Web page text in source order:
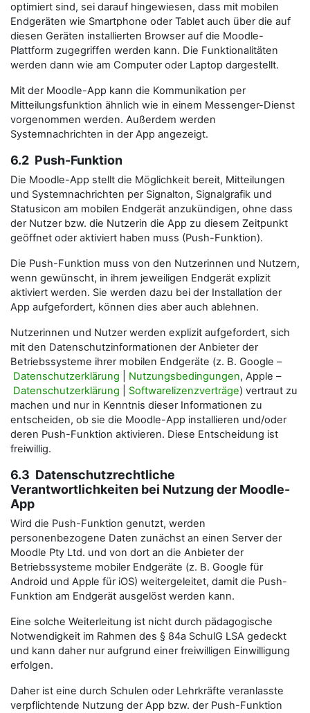
optimiert sind, sei darauf hingewiesen, dass mit mobilen
Endgeräten wie Smartphone oder Tablet auch über die auf
diesen Geräten installierten Browser auf die Moodle-
Plattform zugegriffen werden kann. Die Funktionalitäten
werden dann wie am Computer oder Laptop dargestellt.
Mit der Moodle-App kann die Kommunikation per
Mitteilungsfunktion ähnlich wie in einem Messenger-Dienst
vorgenommen werden. Außerdem werden
Systemnachrichten in der App angezeigt.
6.2 Push-Funktion
Die Moodle-App stellt die Möglichkeit bereit, Mitteilungen
und Systemnachrichten per Signalton, Signalgrafik und
Statusicon am mobilen Endgerät anzukündigen, ohne dass
der Nutzer bzw. die Nutzerin die App zu diesem Zeitpunkt
geöffnet oder aktiviert haben muss (Push-Funktion).
Die Push-Funktion muss von den Nutzerinnen und Nutzern,
wenn gewünscht, in ihrem jeweiligen Endgerät explizit
aktiviert werden. Sie werden dazu bei der Installation der
App aufgefordert, können dies aber auch ablehnen.
Nutzerinnen und Nutzer werden explizit aufgefordert, sich
mit den Datenschutzinformationen der Anbieter der
Betriebssysteme ihrer mobilen Endgeräte (z. B. Google –
Datenschutzerklärung
Nutzungsbedingungen, Apple –
Datenschutzerklärung
Softwarelizenzverträge) vertraut zu
machen und nur in Kenntnis dieser Informationen zu
entscheiden, ob sie die Moodle-App installieren und/oder
deren Push-Funktion aktivieren. Diese Entscheidung ist
freiwillig.
6.3 Datenschutzrechtliche
Verantwortlichkeiten bei Nutzung der Moodle-
App
Wird die Push-Funktion genutzt, werden
personenbezogene Daten zunächst an einen Server der
Moodle Pty Ltd. und von dort an die Anbieter der
Betriebssysteme mobiler Endgeräte (z. B. Google für
Android und Apple für iOS) weitergeleitet, damit die Push-
Funktion am Endgerät ausgelöst werden kann.
Eine solche Weiterleitung ist nicht durch pädagogische
Notwendigkeit im Rahmen des § 84a SchulG LSA gedeckt
und kann daher nur aufgrund einer freiwilligen Einwilligung
erfolgen.
Daher ist eine durch Schulen oder Lehrkräfte veranlasste
verpflichtende Nutzung der App bzw. der Push-Funktion